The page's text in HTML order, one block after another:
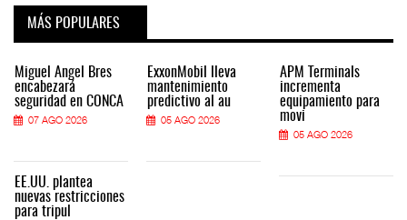
MÁS POPULARES
Miguel Ángel Bres
encabezará
seguridad en CONCA
07 AGO 2026
EE.UU. plantea
nuevas restricciones
para tripul
ExxonMobil lleva
mantenimiento
predictivo al au
05 AGO 2026
APM Terminals
incrementa
equipamiento para
movi
05 AGO 2026